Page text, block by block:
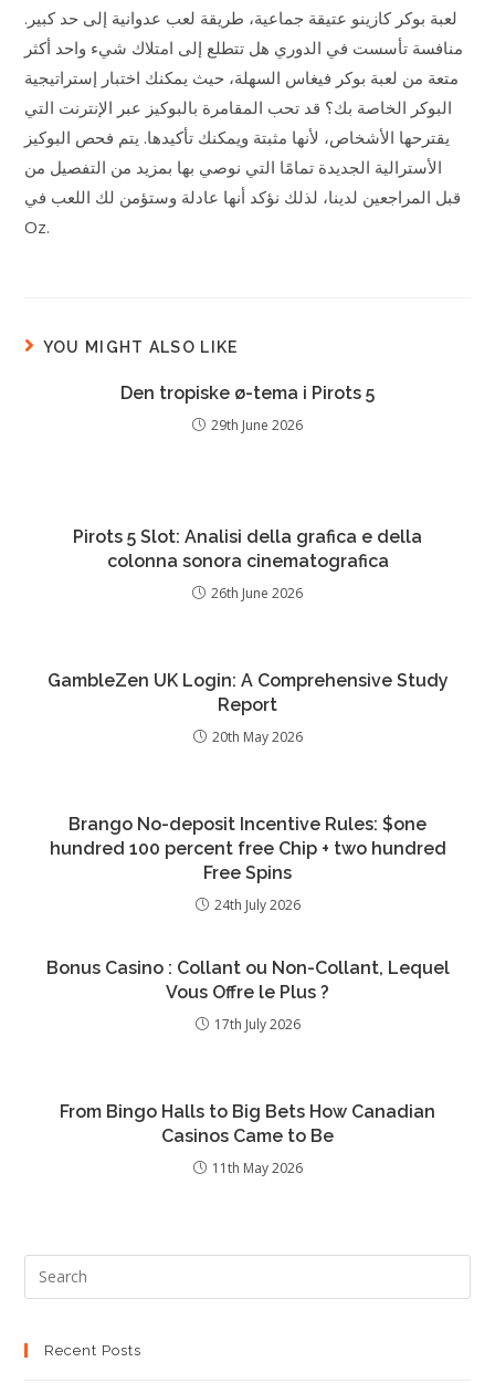
لعبة بوكر كازينو عتيقة جماعية، طريقة لعب عدوانية إلى حد كبير.
منافسة تأسست في الدوري هل تتطلع إلى امتلاك شيء واحد أكثر
متعة من لعبة بوكر فيغاس السهلة، حيث يمكنك اختبار إستراتيجية
البوكر الخاصة بك؟ قد تحب المقامرة بالبوكيز عبر الإنترنت التي
يقترحها الأشخاص، لأنها مثبتة ويمكنك تأكيدها. يتم فحص البوكيز
الأسترالية الجديدة تمامًا التي نوصي بها بمزيد من التفصيل من
قبل المراجعين لدينا، لذلك نؤكد أنها عادلة وستؤمن لك اللعب في
Oz.
YOU MIGHT ALSO LIKE
Den tropiske ø-tema i Pirots 5
29th June 2026
Pirots 5 Slot: Analisi della grafica e della
colonna sonora cinematografica
26th June 2026
GambleZen UK Login: A Comprehensive Study
Report
20th May 2026
Brango No-deposit Incentive Rules: $one
hundred 100 percent free Chip + two hundred
Free Spins
24th July 2026
Bonus Casino : Collant ou Non-Collant, Lequel
Vous Offre le Plus ?
17th July 2026
From Bingo Halls to Big Bets How Canadian
Casinos Came to Be
11th May 2026
Recent Posts